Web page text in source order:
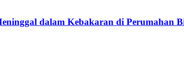
dalam Kebakaran di Perumahan